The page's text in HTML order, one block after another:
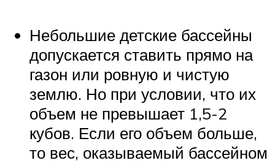
Небольшие детские бассейны
допускается ставить прямо на
газон или ровную и чистую
землю. Но при условии, что их
объем не превышает 1,5-2
кубов. Если его объем больше,
то вес, оказываемый бассейном